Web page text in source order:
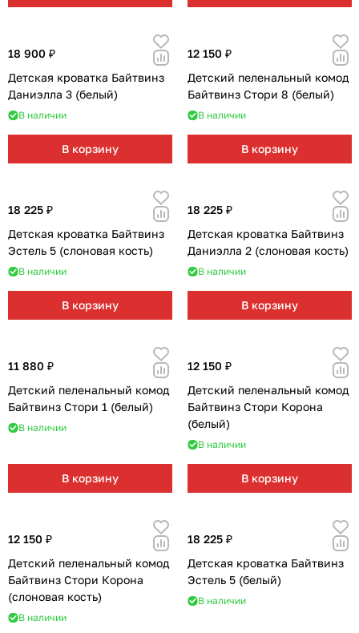
18 900 ₽
Детская кроватка Байтвинз
Даниэлла 3 (белый)
В наличии
В корзину
12 150 ₽
Детский пеленальный комод
Байтвинз Стори 8 (белый)
В наличии
В корзину
18 225 ₽
Детская кроватка Байтвинз
Эстель 5 (слоновая кость)
В наличии
В корзину
18 225 ₽
Детская кроватка Байтвинз
Даниэлла 2 (слоновая кость)
В наличии
В корзину
11 880 ₽
Детский пеленальный комод
Байтвинз Стори 1 (белый)
В наличии
В корзину
12 150 ₽
Детский пеленальный комод
Байтвинз Стори Корона
(белый)
В наличии
В корзину
12 150 ₽
Детский пеленальный комод
Байтвинз Стори Корона
(слоновая кость)
В наличии
18 225 ₽
Детская кроватка Байтвинз
Эстель 5 (белый)
В наличии